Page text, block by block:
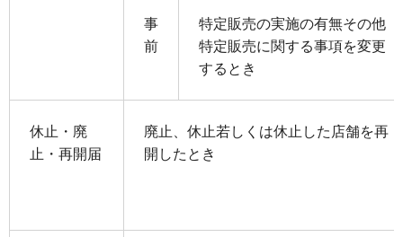
事
前
特定販売の実施の有無その他
特定販売に関する事項を変更
するとき
休止・廃
止・再開届
廃止、休止若しくは休止した店舗を再
開したとき